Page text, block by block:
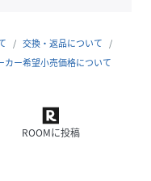
、それ以外のカラー
します) の上に Apple
Watch取り付けア
交換・返品について
カー希望小売価格について
ROOMに投稿